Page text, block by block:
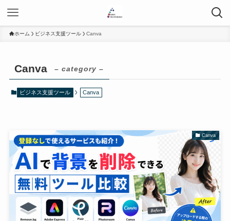
ホーム ビジネス支援ツール Canva
Canva – category –
ビジネス支援ツール Canva
Canva